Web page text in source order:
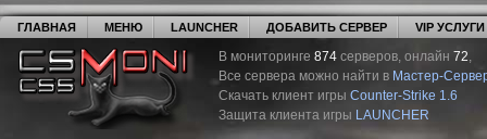
ГЛАВНАЯ МЕНЮ LAUNCHER ДОБАВИТЬ СЕРВЕР VIP УСЛУГИ
В мониторинге 874 серверов, онлайн 72,
Все сервера можно найти в Мастер-
Скачать клиент игры Counter-Strike 1.6
Защита клиента игры LAUNCHER